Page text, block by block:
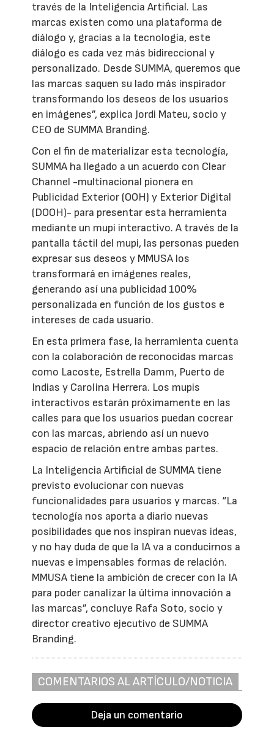
través de la Inteligencia Artificial. Las
marcas existen como una plataforma de
diálogo y, gracias a la tecnología, este
diálogo es cada vez más bidireccional y
personalizado. Desde SUMMA, queremos que
las marcas saquen su lado más inspirador
transformando los deseos de los usuarios
en imágenes”, explica Jordi Mateu, socio y
CEO de SUMMA Branding.
Con el fin de materializar esta tecnología,
SUMMA ha llegado a un acuerdo con Clear
Channel -multinacional pionera en
Publicidad Exterior (OOH) y Exterior Digital
(DOOH)- para presentar esta herramienta
mediante un mupi interactivo. A través de la
pantalla táctil del mupi, las personas pueden
expresar sus deseos y MMUSA los
transformará en imágenes reales,
generando así una publicidad 100%
personalizada en función de los gustos e
intereses de cada usuario.
En esta primera fase, la herramienta cuenta
con la colaboración de reconocidas marcas
como Lacoste, Estrella Damm, Puerto de
Indias y Carolina Herrera. Los mupis
interactivos estarán próximamente en las
calles para que los usuarios puedan cocrear
con las marcas, abriendo así un nuevo
espacio de relación entre ambas partes.
La Inteligencia Artificial de SUMMA tiene
previsto evolucionar con nuevas
funcionalidades para usuarios y marcas. “La
tecnología nos aporta a diario nuevas
posibilidades que nos inspiran nuevas ideas,
y no hay duda de que la IA va a conducirnos a
nuevas e impensables formas de relación.
MMUSA tiene la ambición de crecer con la IA
para poder canalizar la última innovación a
las marcas”, concluye Rafa Soto, socio y
director creativo ejecutivo de SUMMA
Branding.
COMENTARIOS AL ARTÍCULO/NOTICIA
Deja un comentario